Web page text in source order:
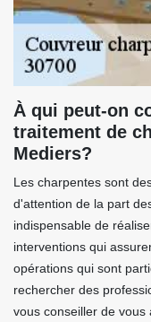
À qui peut-on
traitement de
Mediers?
Les charpentes sont
d'attention de la part
indispensable de
interventions qui
opérations qui sont
rechercher des
vous conseiller de